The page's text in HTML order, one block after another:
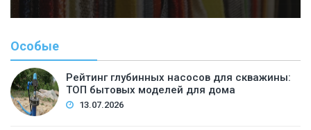
Особые
Рейтинг глубинных насосов для скважины:
ТОП бытовых моделей для дома
13.07.2026